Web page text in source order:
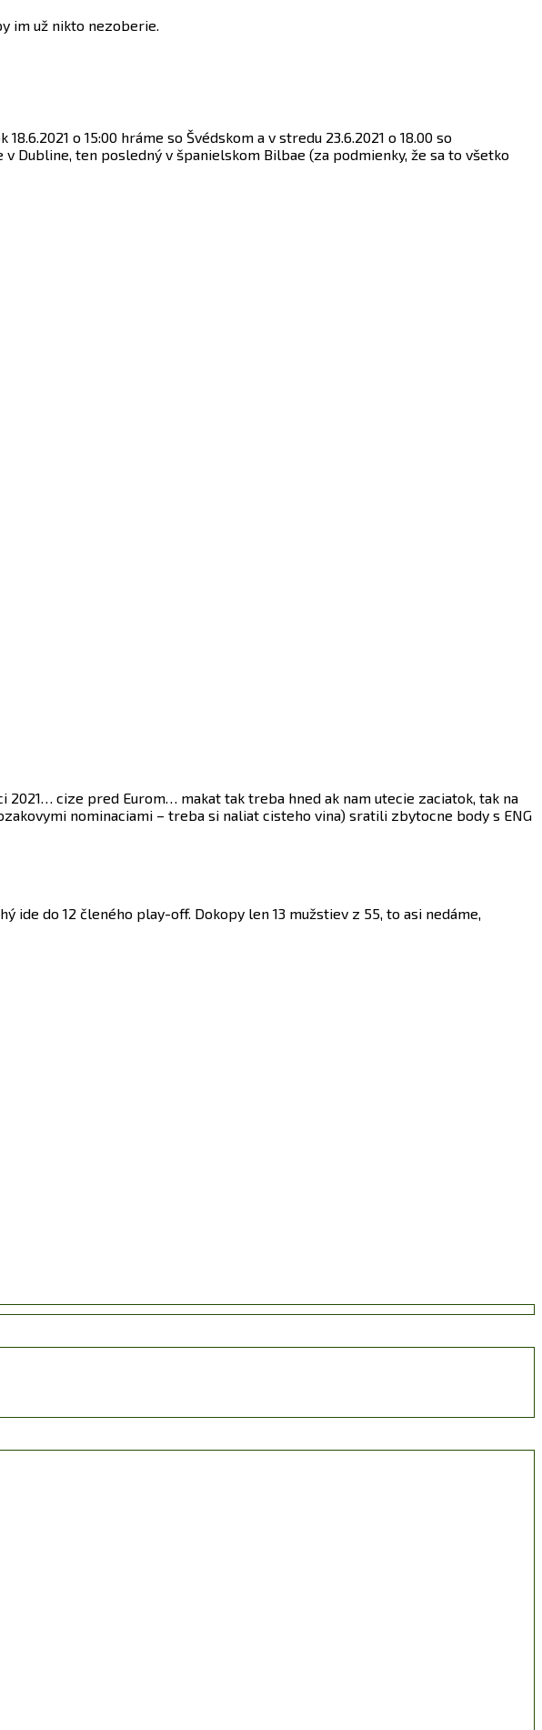
im už nikto nezoberie.
o 15:00 hráme so Švédskom a v stredu 23.6.2021 o 18.00 so
Dubline, ten posledný v španielskom Bilbae (za podmienky, že sa to všetko
cize pred Eurom… makat tak treba hned ak nam utecie zaciatok, tak na
nominaciami – treba si naliat cisteho vina) sratili zbytocne body s ENG
ide do 12 členého play-off. Dokopy len 13 mužstiev z 55, to asi nedáme,